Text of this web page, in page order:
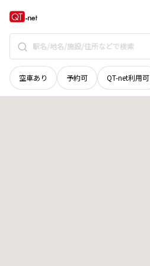
空車あり 予約可 QT-net利用可
宮城県